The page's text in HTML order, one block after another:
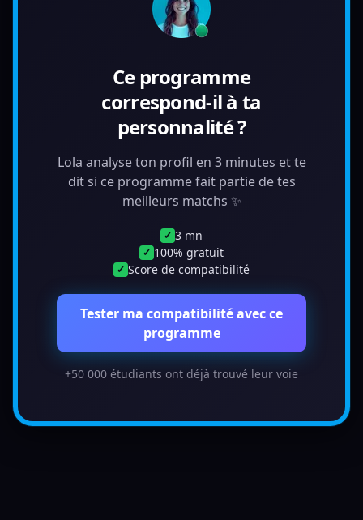
Ce programme
correspond-il à ta
personnalité ?
Lola analyse ton profil en 3 minutes et te
dit si ce programme fait partie de tes
meilleurs matchs ✨
✓ 3 mn
✓ 100% gratuit
✓ Score de compatibilité
Tester ma compatibilité avec ce
programme
+50 000 étudiants ont déjà trouvé leur voie